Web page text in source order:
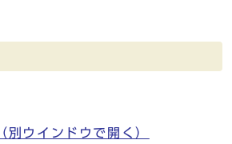
（別ウインドウで開く）